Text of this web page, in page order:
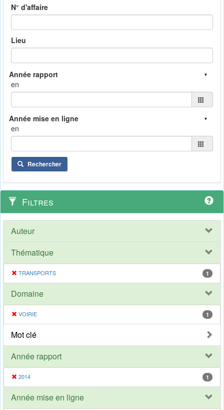
N° d'affaire
Lieu
en
en
Rechercher
Filtres
Auteur
Thématique
TRANSPORTS 1
Domaine
VOIRIE 1
Mot clé
Année rapport
2014 1
Année mise en ligne